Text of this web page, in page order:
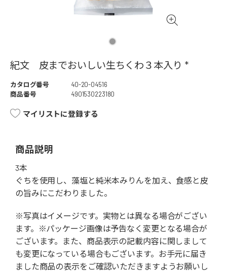
紀文 皮までおいしい生ちくわ３本入り *
カタログ番号
40-20-04516
商品番号
4901530223180
マイリストに登録する
商品説明
3本
ぐちを使用し、藻塩と純米本みりんを加え、食感と皮
の旨みにこだわりました。
※写真はイメージです。実物とは異なる場合がござい
ます。※パッケージ画像は予告なく変更となる場合が
ございます。また、商品表示の記載内容に関しまして
も変更になっている場合もございます。お手元に届き
ました商品の表示をご確認いただきますようお願いし